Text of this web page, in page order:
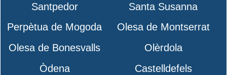
Santpedor
Santa Susanna
Perpètua de Mogoda
Olesa de Montserrat
Olesa de Bonesvalls
Olèrdola
Òdena
Castelldefels